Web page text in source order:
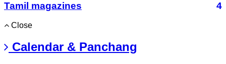
Tamil magazines
4
Close
Calendar & Panchang